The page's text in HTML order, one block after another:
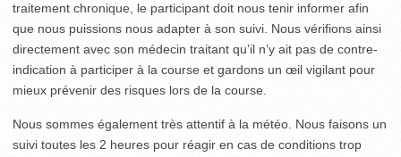
traitement chronique, le participant doit nous tenir informer afin
que nous puissions nous adapter à son suivi. Nous vérifions ainsi
directement avec son médecin traitant qu’il n’y ait pas de contre-
indication à participer à la course et gardons un œil vigilant pour
mieux prévenir des risques lors de la course.
Nous sommes également très attentif à la météo. Nous faisons un
suivi toutes les 2 heures pour réagir en cas de conditions trop